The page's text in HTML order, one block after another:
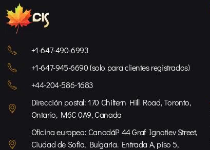
+1-647-490-6993
+1-647-945-6690 (solo para clientes registrados)
+44-204-586-1683
Dirección postal: 170 Chiltern Hill Road, Toronto,
Ontario, M6C 0A9, Canada
Oficina europea: CanadáP 44 Graf Ignatiev Street,
Ciudad de Sofía, Bulgaria. Entrada A, piso 5,